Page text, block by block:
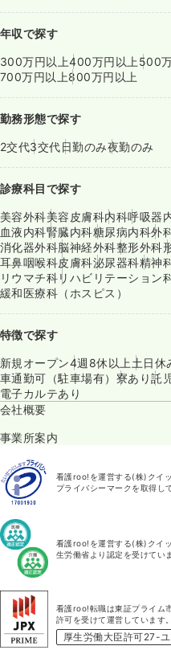
年収で探す
300万円以上400万円以上 500
700万円以上800万円以上
勤務形態で探す
2交代3交代日勤のみ夜勤のみ
診療科目で探す
美容外科美容皮膚科内科呼吸器
血液内科腎臓内科糖尿病内科外
消化器外科脳神経外科整形外科
耳鼻咽喉科皮膚科泌尿器科精神
リウマチ科リハビリテーション
緩和医療科（ホスピス）
特徴で探す
新規オープン4週8休以上 土日休
車通勤可（駐車場有） 寮あり託
電子カルテあり
会社概要
事業所案内
看護roo!を運営する(株)クイ
プライバシーマークを取得し
看護roo!を運営する(株)クイ
生労働省より認定を受けてい
看護roo!転職は東証プライム
許可を受けて運営しています。
厚生労働大臣許可27-